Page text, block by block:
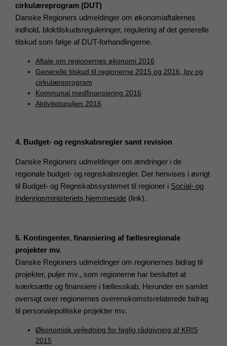
cirkulæreprogram (DUT)
Danske Regioners udmeldinger om økonomiaftalernes
indhold, bloktilskudsreguleringer, regulering af det generelle
tilskud som følge af DUT-forhandlingerne.
Aftale om regionernes økonomi 2016
Generelle tilskud til regionerne 2015 og 2016, lov og
cirkulæreprogram
Kommunal medfinansiering 2016
Aktivitetspuljen 2016
4. Budget- og regnskabsregler samt revision
Danske Regioners udmeldinger om ændringer i de
regionale budget- og regnskabsregler. Der henvises i øvrigt
til Budget- og Regnskabssystemet til regioner i Social- og
Indenrigsministeriets hjemmeside (link).
5. Kontingenter, finansiering af fællesregionale
projekter mv.
Danske Regioners udmeldinger om regionernes bidrag til
projekter, puljer mv., som regionerne har besluttet at
iværksætte og finansiere i fællesskab. Herunder en samlet
oversigt over regionernes overenskomstsrelaterede bidrag
til personalepolitiske projekter mv.
Økonomisk vejledning for faglig rådgivning af KRIS
2015